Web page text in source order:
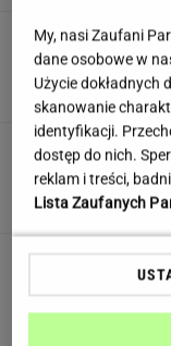
Nie
My, nasi Zaufani
dane osobowe w
Użycie dokładnych
skanowanie
identyfikacji.
dostęp do nich.
reklam i treści,
Lista Zaufanych